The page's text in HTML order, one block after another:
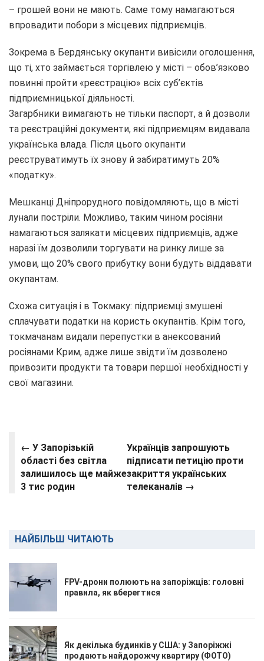
– грошей вони не мають. Саме тому намагаються
впровадити побори з місцевих підприємців.
Зокрема в Бердянську окупанти вивісили оголошення,
що ті, хто займається торгівлею у місті – обов’язково
повинні пройти «реєстрацію» всіх суб’єктів
підприємницької діяльності.
Загарбники вимагають не тільки паспорт, а й дозволи
та реєстраційні документи, які підприємцям видавала
українська влада. Після цього окупанти
реєструватимуть їх знову й забиратимуть 20%
«податку».
Мешканці Дніпрорудного повідомляють, що в місті
лунали постріли. Можливо, таким чином росіяни
намагаються залякати місцевих підприємців, адже
наразі їм дозволили торгувати на ринку лише за
умови, що 20% свого прибутку вони будуть віддавати
окупантам.
Схожа ситуація і в Токмаку: підприємці змушені
сплачувати податки на користь окупантів. Крім того,
токмачанам видали перепустки в анексований
росіянами Крим, адже лише звідти їм дозволено
привозити продукти та товари першої необхідності у
свої магазини.
← У Запорізькій
області без світла
залишилось ще майже
3 тис родин
Українців запрошують
підписати петицію проти
закриття українських
телеканалів →
НАЙБІЛЬШ ЧИТАЮТЬ
FPV-дрони полюють на запоріжців: головні
правила, як вберегтися
Як декілька будинків у США: у Запоріжжі
продають найдорожчу квартиру (ФОТО)